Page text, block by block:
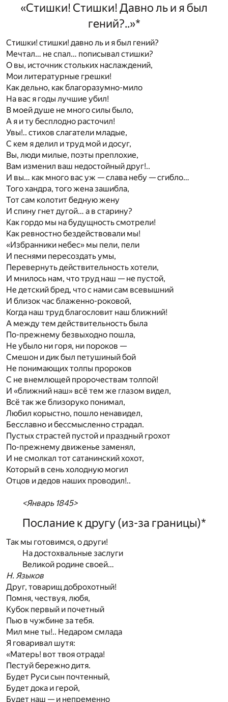
«Стишки! Стишки! Давно ль и я был
гений?..»*
Стишки! стишки! давно ль и я был гений?
Мечтал… не спал… пописывал стишки?
О вы, источник стольких наслаждений,
Мои литературные грешки!
Как дельно, как благоразумно-мило
На вас я годы лучшие убил!
В моей душе не много силы было,
А я и ту бесплодно расточил!
Увы!.. стихов слагатели младые,
С кем я делил и труд мой и досуг,
Вы, люди милые, поэты преплохие,
Вам изменил ваш недостойный друг!..
И вы… как много вас уж — слава небу — сгибло…
Того хандра, того жена зашибла,
Тот сам колотит бедную жену
И спину гнет дугой… а в старину?
Как гордо мы на будущность смотрели!
Как ревностно бездействовали мы!
«Избранники небес» мы пели, пели
И песнями пересоздать умы,
Перевернуть действительность хотели,
И мнилось нам, что труд наш — не пустой,
Не детский бред, что с нами сам всевышний
И близок час блаженно-роковой,
Когда наш труд благословит наш ближний!
А между тем действительность была
По-прежнему безвыходно пошла,
Не убыло ни горя, ни пороков —
Смешон и дик был петушиный бой
Не понимающих толпы пророков
С не внемлющей пророчествам толпой!
И «ближний наш» всё тем же глазом видел,
Всё так же близоруко понимал,
Любил корыстно, пошло ненавидел,
Бесславно и бессмысленно страдал.
Пустых страстей пустой и праздный грохот
По-прежнему движенье заменял,
И не смолкал тот сатанинский хохот,
Который в сень холодную могил
Отцов и дедов наших проводил!..
<Январь 1845>
Послание к другу (из-за границы)*
Так мы готовимся, о други!
На достохвальные заслуги
Великой родине своей…
Н. Языков
Друг, товарищ доброхотный!
Помня, чествуя, любя,
Кубок первый и почетный
Пью в чужбине за тебя.
Мил мне ты!.. Недаром смлада
Я говаривал шутя:
«Матерь! вот твоя отрада!
Пестуй бережно дитя.
Будет Руси сын почтенный,
Будет дока и герой,
Будет наш — и непременно